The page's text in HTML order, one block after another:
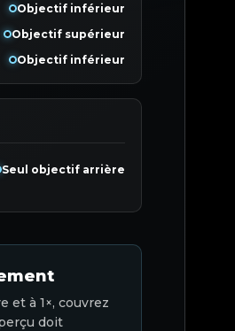
Objectif inférieur
Objectif supérieur
Objectif inférieur
Seul objectif arrière
et à 1×, couvrez
doit